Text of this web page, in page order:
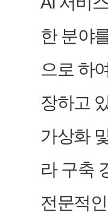
한 분야
으로 하
장하고
가상화
라 구축
전문적